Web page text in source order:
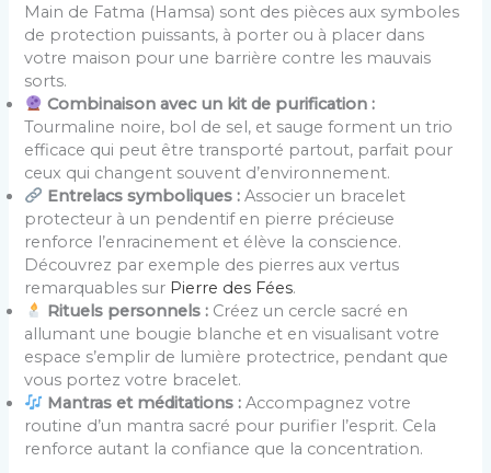
Main de Fatma (Hamsa) sont des pièces aux symboles
de protection puissants, à porter ou à placer dans
votre maison pour une barrière contre les mauvais
sorts.
Combinaison avec un kit de purification :
Tourmaline noire, bol de sel, et sauge forment un trio
efficace qui peut être transporté partout, parfait pour
ceux qui changent souvent d’environnement.
Entrelacs symboliques : Associer un bracelet
protecteur à un pendentif en pierre précieuse
renforce l’enracinement et élève la conscience.
Découvrez par exemple des pierres aux vertus
remarquables sur Pierre des Fées.
Rituels personnels : Créez un cercle sacré en
allumant une bougie blanche et en visualisant votre
espace s’emplir de lumière protectrice, pendant que
vous portez votre bracelet.
Mantras et méditations : Accompagnez votre
routine d’un mantra sacré pour purifier l’esprit. Cela
renforce autant la confiance que la concentration.